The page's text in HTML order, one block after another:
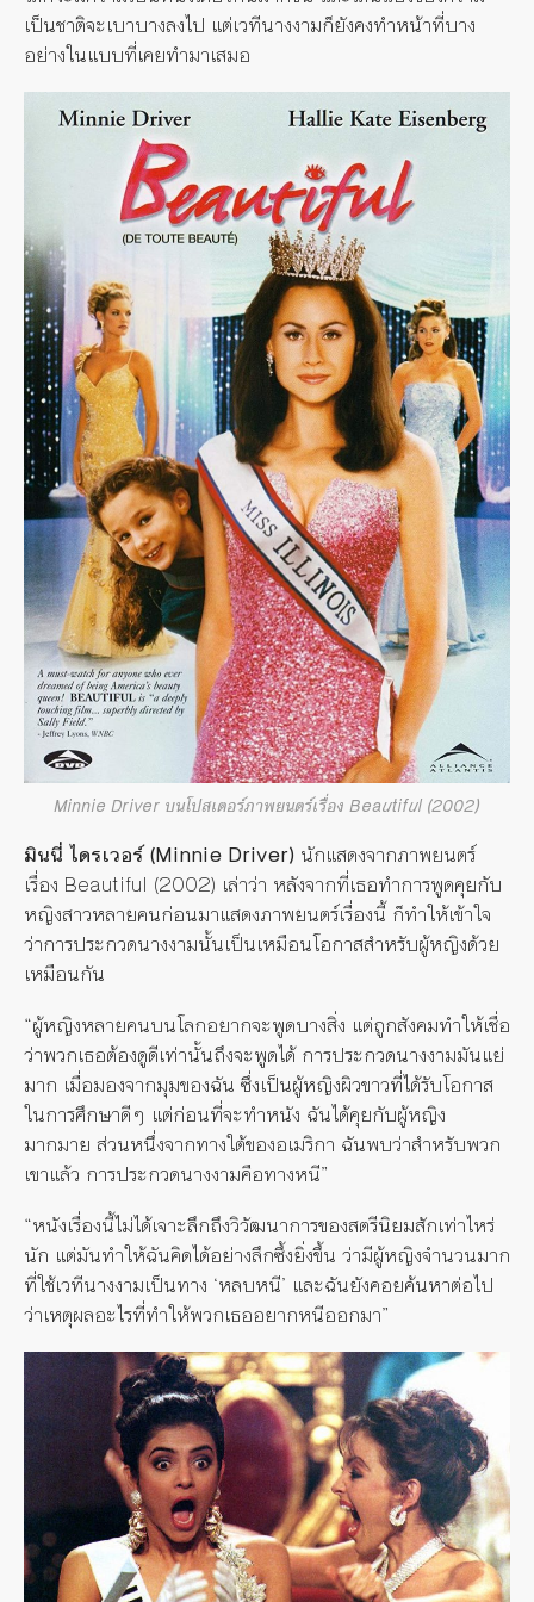
เป็นชาติจะเบาบางลงไป แต่เวทีนางงามก็ยังคงทำหน้าที่บาง
อย่างในแบบที่เคยทำมาเสมอ
Minnie Driver บนโปสเตอร์ภาพยนตร์เรื่อง Beautiful (2002)
มินนี่ ไดรเวอร์ (Minnie Driver) นักแสดงจากภาพยนตร์
เรื่อง Beautiful (2002) เล่าว่า หลังจากที่เธอทำการพูดคุยกับ
หญิงสาวหลายคนก่อนมาแสดงภาพยนตร์เรื่องนี้ ก็ทำให้เข้าใจ
ว่าการประกวดนางงามนั้นเป็นเหมือนโอกาสสำหรับผู้หญิงด้วย
เหมือนกัน
“ผู้หญิงหลายคนบนโลกอยากจะพูดบางสิ่ง แต่ถูกสังคมทำให้เชื่อ
ว่าพวกเธอต้องดูดีเท่านั้นถึงจะพูดได้ การประกวดนางงามมันแย่
มาก เมื่อมองจากมุมของฉัน ซึ่งเป็นผู้หญิงผิวขาวที่ได้รับโอกาส
ในการศึกษาดีๆ แต่ก่อนที่จะทำหนัง ฉันได้คุยกับผู้หญิง
มากมาย ส่วนหนึ่งจากทางใต้ของอเมริกา ฉันพบว่าสำหรับพวก
เขาแล้ว การประกวดนางงามคือทางหนี”
“หนังเรื่องนี้ไม่ได้เจาะลึกถึงวิวัฒนาการของสตรีนิยมสักเท่าไหร่
นัก แต่มันทำให้ฉันคิดได้อย่างลึกซึ้งยิ่งขึ้น ว่ามีผู้หญิงจำนวนมาก
ที่ใช้เวทีนางงามเป็นทาง ‘หลบหนี’ และฉันยังคอยค้นหาต่อไป
ว่าเหตุผลอะไรที่ทำให้พวกเธออยากหนีออกมา”